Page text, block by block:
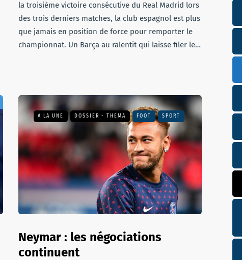
la troisième victoire consécutive du Real Madrid lors
des trois derniers matches, la club espagnol est plus
que jamais en position de force pour remporter le
championnat. Un Barça au ralentit qui laisse filer le…
A LA UNE DOSSIER - THEMA FOOT SPORT
Neymar : les négociations
continuent